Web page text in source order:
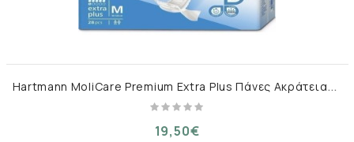
H
artmann MoliCare Premium Extra Plus Πάνες Ακράτειας Medium 30τμχ
19,50€